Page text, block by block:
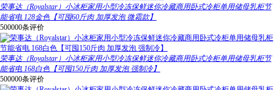
荣事达（Royalstar）小冰柜家用小型冷冻保鲜迷你冷藏商用卧式冷柜单用储母乳柜节
能省电 128金色【可囤60斤肉 加厚发泡 微霜款】
500000条评价
荣事达（Royalstar）小冰柜家用小型冷冻保鲜迷你冷藏商用卧式冷柜单用储母乳柜节
能省电 168白色【可囤150斤肉 加厚发泡 强制冷】
500000条评价